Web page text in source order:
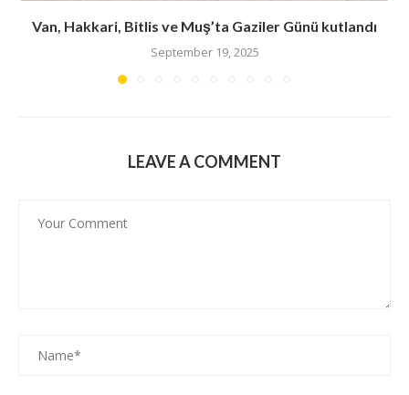
Van, Hakkari, Bitlis ve Muş’ta Gaziler Günü kutlandı
September 19, 2025
LEAVE A COMMENT